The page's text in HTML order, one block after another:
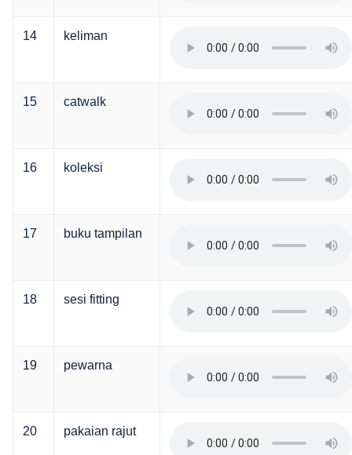
14 keliman
15 catwalk
16 koleksi
17 buku tampilan
18 sesi fitting
19 pewarna
20 pakaian rajut